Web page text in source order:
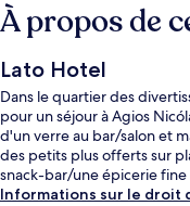
À propos de
Lato Hotel
Dans le quartier des
pour un séjour à Agios
d'un verre au bar/salon et
des petits plus offerts sur
snack-bar/une épicerie fine
Informations sur le droit